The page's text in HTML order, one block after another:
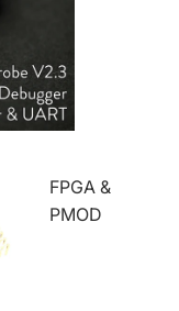
FPGA &
PMOD